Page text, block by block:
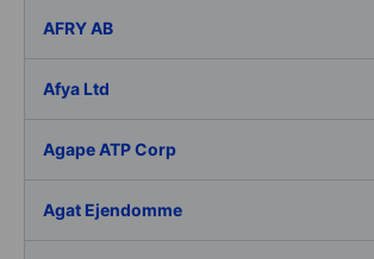
AFRY AB
Afya Ltd
Agape ATP Corp
Agat Ejendomme